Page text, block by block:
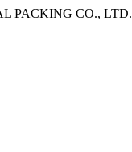
PACKING CO., LTD.